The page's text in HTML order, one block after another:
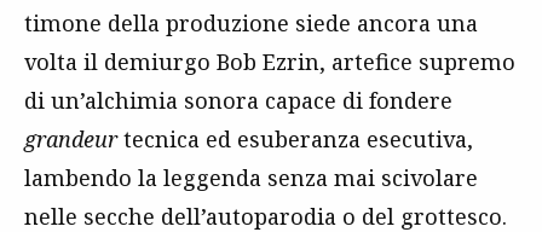
timone della produzione siede ancora una
volta il demiurgo Bob Ezrin, artefice supremo
di un’alchimia sonora capace di fondere
grandeurtecnica ed esuberanza esecutiva,
lambendo la leggenda senza mai scivolare
nelle secche dell’autoparodia o del grottesco.